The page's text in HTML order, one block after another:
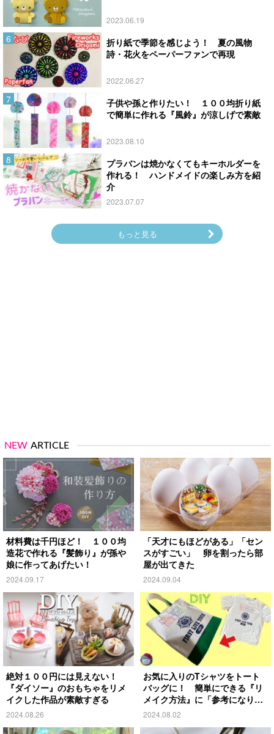
2023.06.19
折り紙で季節を感じよう！ 夏の風物
詩・花火をペーパーファンで再現
2022.06.27
子供や孫と作りたい！ １００均折り紙
で簡単に作れる『風鈴』が涼しげで素敵
2023.08.10
プラバンは焼かなくてもキーホルダーを
作れる！ ハンドメイドの楽しみ方を紹
介
2023.07.07
もっと見る
NEW ARTICLE
材料費は千円ほど！ １００均
造花で作れる『髪飾り』が孫や
娘に作ってあげたい！
2024.09.17
「天才にもほどがある」「セン
スがすごい」 卵を割ったら部
屋が出てきた
2024.09.04
絶対１００円には見えない！
『ダイソー』のおもちゃをリメ
イクした作品が素敵すぎる
2024.08.26
お気に入りのTシャツをトート
バッグに！ 簡単にできる『リ
メイク方法』に「参考になりま
す」
2024.08.02